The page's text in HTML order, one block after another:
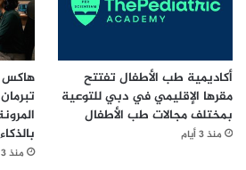
أكاديمية طب الأطفال تفتتح
مقرها الإقليمي في دبي للتوعية
بمختلف مجالات طب الأطفال
منذ 3 أيام
هاكس
منذ 3 أيام